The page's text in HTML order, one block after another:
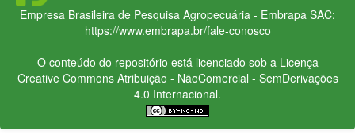
Empresa Brasileira de Pesquisa Agropecuária - Embrapa SAC:
https://www.embrapa.br/fale-conosco
O conteúdo do repositório está licenciado sob a Licença
Creative CommonsAtribuição - NãoComercial - SemDerivações
4.0 Internacional.